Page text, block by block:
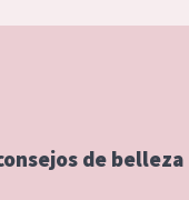
de belleza